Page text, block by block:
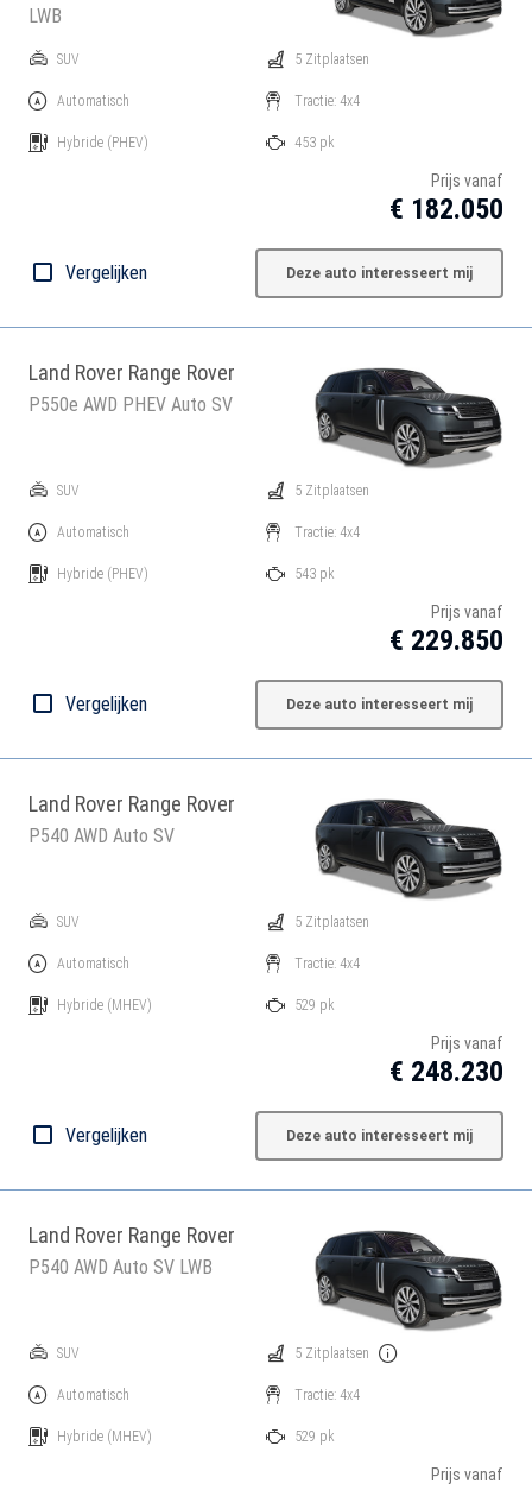
LWB
SUV
Automatisch
Hybride (PHEV)
5 Zitplaatsen
Tractie: 4x4
453 pk
Prijs vanaf
€ 182.050
Vergelijken Deze auto interesseert mij
Land Rover Range Rover
P550e AWD PHEV Auto SV
SUV
Automatisch
Hybride (PHEV)
5 Zitplaatsen
Tractie: 4x4
543 pk
Prijs vanaf
€ 229.850
Vergelijken Deze auto interesseert mij
Land Rover Range Rover
P540 AWD Auto SV
SUV
Automatisch
Hybride (MHEV)
5 Zitplaatsen
Tractie: 4x4
529 pk
Prijs vanaf
€ 248.230
Vergelijken Deze auto interesseert mij
Land Rover Range Rover
P540 AWD Auto SV LWB
SUV
Automatisch
Hybride (MHEV)
5 Zitplaatsen
Tractie: 4x4
529 pk
Prijs vanaf